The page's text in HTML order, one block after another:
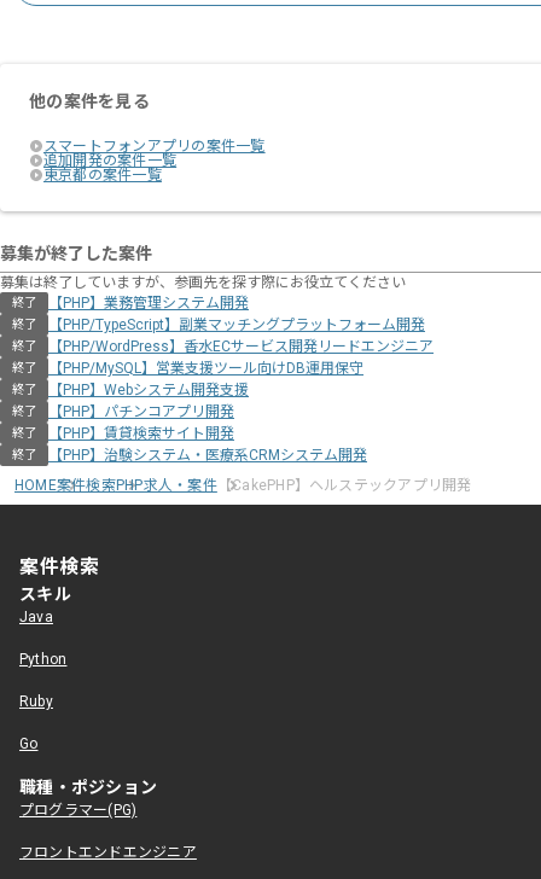
他の案件を見る
スマートフォンアプリの案件一覧
追加開発の案件一覧
東京都の案件一覧
募集が終了した案件
募集は終了していますが、参画先を探す際にお役立てください
終了 【PHP】業務管理システム開発
終了 【PHP/TypeScript】副業マッチングプラットフォーム開発
終了 【PHP/WordPress】香水ECサービス開発リードエンジニア
終了 【PHP/MySQL】営業支援ツール向けDB運用保守
終了 【PHP】Webシステム開発支援
終了 【PHP】パチンコアプリ開発
終了 【PHP】賃貸検索サイト開発
終了
【PHP】治験システム・医療系CRMシステム開発
HOME案件検索PHP求人・案件【CakePHP】ヘルステックアプリ開発
案件検索
スキル
Java
Python
Ruby
Go
職種・ポジション
プログラマー(PG)
フロントエンドエンジニア